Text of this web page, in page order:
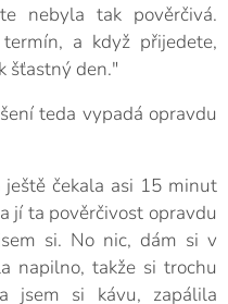
nebyla tak pověrčivá.
a když přijedete,
šťastný den."
teda vypadá opravdu
čekala asi 15 minut
jí ta pověrčivost opravdu
si. No nic, dám si v
napilno, takže si trochu
jsem si kávu, zapálila